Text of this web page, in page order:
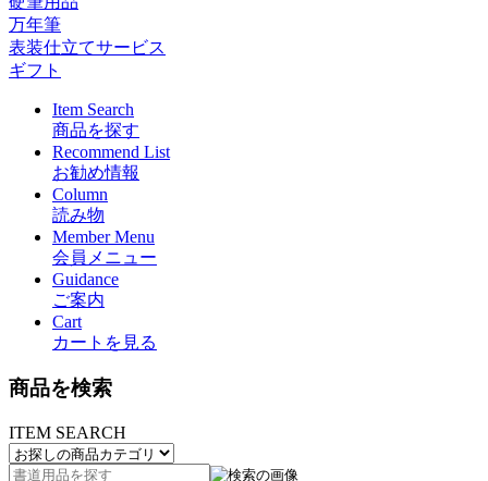
万年筆
表装仕立てサービス
ギフト
Item Search
商品を探す
Recommend List
お勧め情報
Column
読み物
Member Menu
会員メニュー
Guidance
ご案内
Cart
カートを見る
商品を検索
ITEM SEARCH